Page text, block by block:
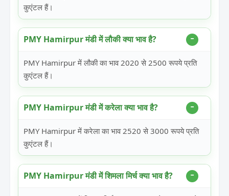
कुएंटल हैं।
PMY Hamirpur मंडी में लौकी क्या भाव है?
PMY Hamirpur में लौकी का भाव 2020 से 2500 रूपये प्रति
कुएंटल हैं।
PMY Hamirpur मंडी में करेला क्या भाव है?
PMY Hamirpur में करेला का भाव 2520 से 3000 रूपये प्रति
कुएंटल हैं।
PMY Hamirpur मंडी में शिमला मिर्च क्या भाव है?